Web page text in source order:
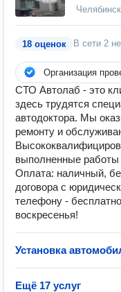
18 оценок В сети 2
Организация
СТО Автолаб - это
здесь трудятся
автодоктора. Мы
ремонту и
выполненные работы
Оплата: наличный,
договора с
телефону -
воскресенья!
Установка
Ещё 17 услуг